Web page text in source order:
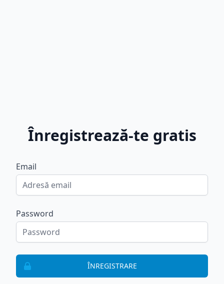
Înregistrează-te gratis
Email
Password
ÎNREGISTRARE